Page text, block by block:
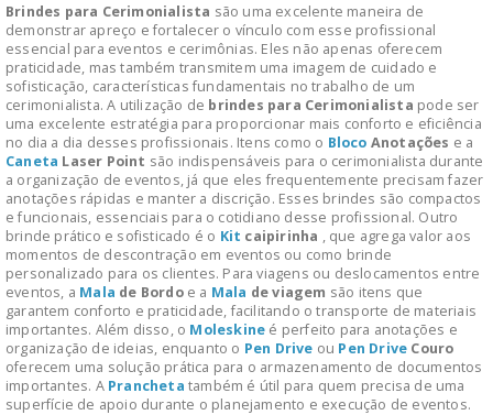
Brindes para Cerimonialista são uma excelente maneira de
demonstrar apreço e fortalecer o vínculo com esse profissional
essencial para eventos e cerimônias. Eles não apenas oferecem
praticidade, mas também transmitem uma imagem de cuidado e
sofisticação, características fundamentais no trabalho de um
cerimonialista. A utilização de brindes para Cerimonialista pode ser
uma excelente estratégia para proporcionar mais conforto e eficiência
no dia a dia desses profissionais. Itens como o Bloco Anotações e a
Caneta Laser Point são indispensáveis para o cerimonialista durante
a organização de eventos, já que eles frequentemente precisam fazer
anotações rápidas e manter a discrição. Esses brindes são compactos
e funcionais, essenciais para o cotidiano desse profissional. Outro
brinde prático e sofisticado é o Kit caipirinha , que agrega valor aos
momentos de descontração em eventos ou como brinde
personalizado para os clientes. Para viagens ou deslocamentos entre
eventos, a Mala de Bordo e a Mala de viagem são itens que
garantem conforto e praticidade, facilitando o transporte de materiais
importantes. Além disso, o Moleskine é perfeito para anotações e
organização de ideias, enquanto o Pen Drive ou Pen Drive Couro
oferecem uma solução prática para o armazenamento de documentos
importantes. A Prancheta também é útil para quem precisa de uma
superfície de apoio durante o planejamento e execução de eventos.